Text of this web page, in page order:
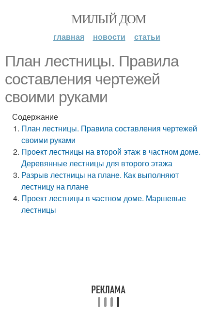
МИЛЫЙ ДОМ
главная новости статьи
План лестницы. Правила
составления чертежей
своими руками
Содержание
План лестницы. Правила составления чертежей
своими руками
Проект лестницы на второй этаж в частном доме.
Деревянные лестницы для второго этажа
Разрыв лестницы на плане. Как выполняют
лестницу на плане
Проект лестницы в частном доме. Маршевые
лестницы